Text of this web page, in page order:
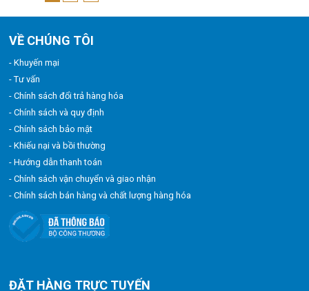
VỀ CHÚNG TÔI
- Khuyến mại
- Tư vấn
- Chính sách đổi trả hàng hóa
- Chính sách và quy định
- Chính sách bảo mật
- Khiếu nại và bồi thường
- Hướng dẫn thanh toán
- Chính sách vận chuyển và giao nhận
- Chính sách bán hàng và chất lượng hàng hóa
ĐẶT HÀNG TRỰC TUYẾN